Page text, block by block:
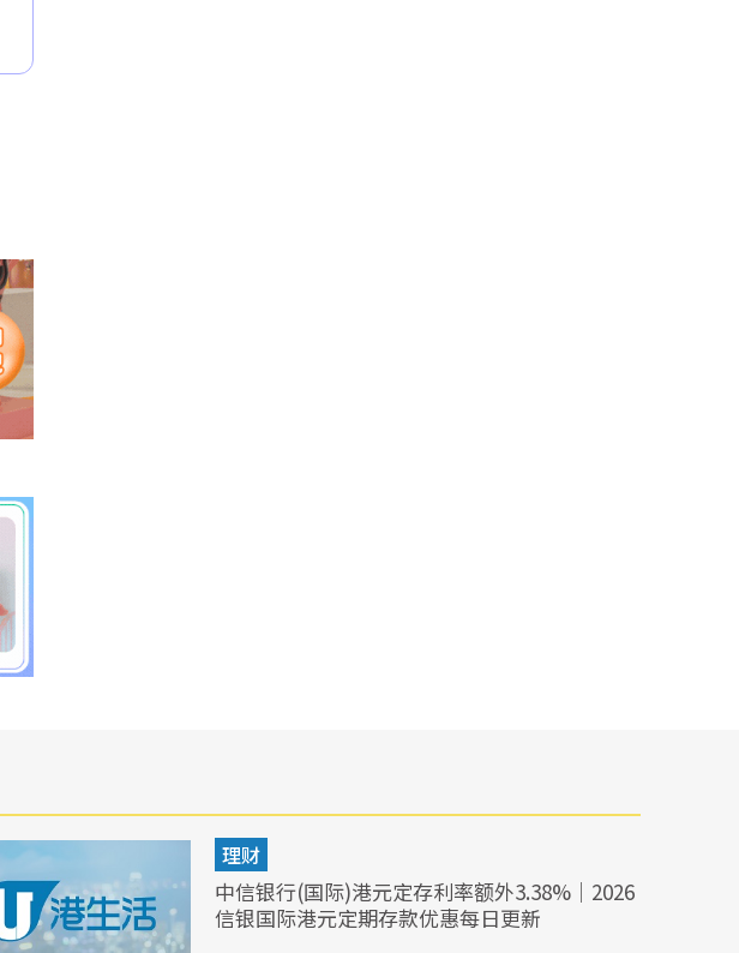
理财
中信银行(国际)港元定存利率额外3.38%｜2026
信银国际港元定期存款优惠每日更新